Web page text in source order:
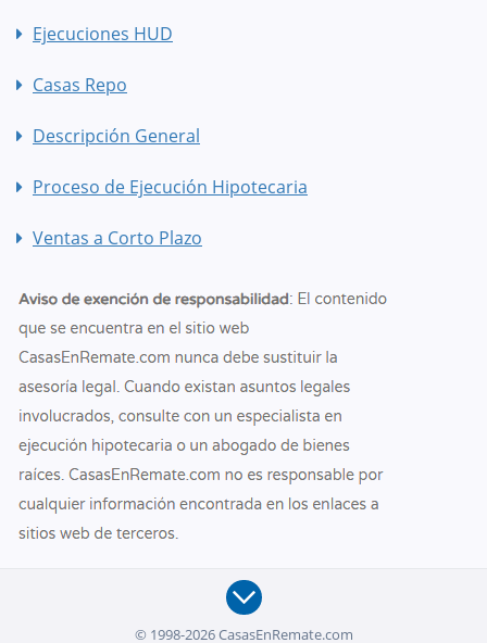
Ejecuciones HUD
Casas Repo
Descripción General
Proceso de Ejecución Hipotecaria
Ventas a Corto Plazo
© 1998-2026 CasasEnRemate.com